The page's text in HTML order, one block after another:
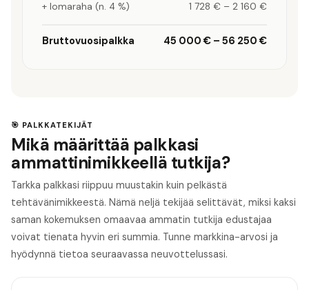
+ lomaraha (n. 4 %) 1 728 € – 2 160 €
Bruttovuosipalkka 45 000 € – 56 250 €
🎯 PALKKATEKIJÄT
Mikä määrittää palkkasi
ammattinimikkeellä tutkija?
Tarkka palkkasi riippuu muustakin kuin pelkästä
tehtävänimikkeestä. Nämä neljä tekijää selittävät, miksi kaksi
saman kokemuksen omaavaa ammatin tutkija edustajaa
voivat tienata hyvin eri summia. Tunne markkina-arvosi ja
hyödynnä tietoa seuraavassa neuvottelussasi.